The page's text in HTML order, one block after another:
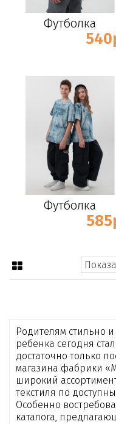
Футболка
Футболка
Родителям стильно
ребенка сегодня
достаточно только
магазина фабрики
широкий
текстиля по
Особенно
каталога,